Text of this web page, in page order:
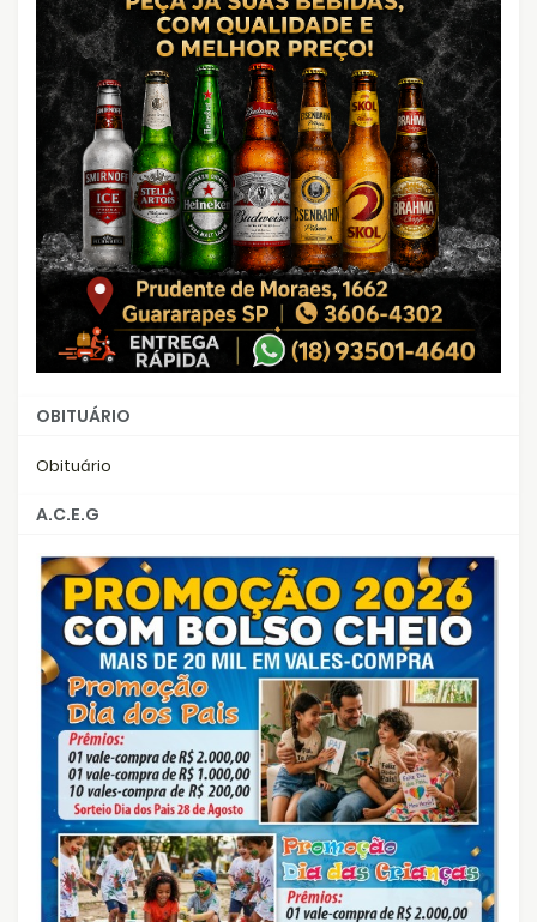
OBITUÁRIO
Obituário
A.C.E.G